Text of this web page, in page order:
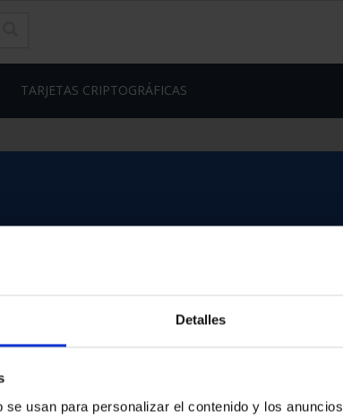
Detalles
usan para personalizar el contenido y los
TARJETAS CRIPTOGRÁFICAS